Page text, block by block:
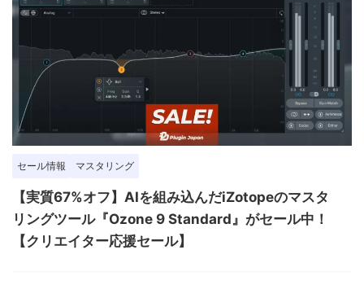
セール情報 マスタリング
【実質67%オフ】AIを組み込んだiZotopeのマスタ
リングツール『Ozone 9 Standard』がセール中！
【クリエイター応援セール】